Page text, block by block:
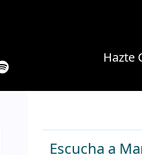
Hazte
Escucha a